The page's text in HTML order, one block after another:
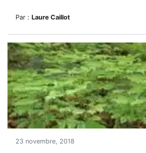
Par : Laure Caillot
23 novembre, 2018